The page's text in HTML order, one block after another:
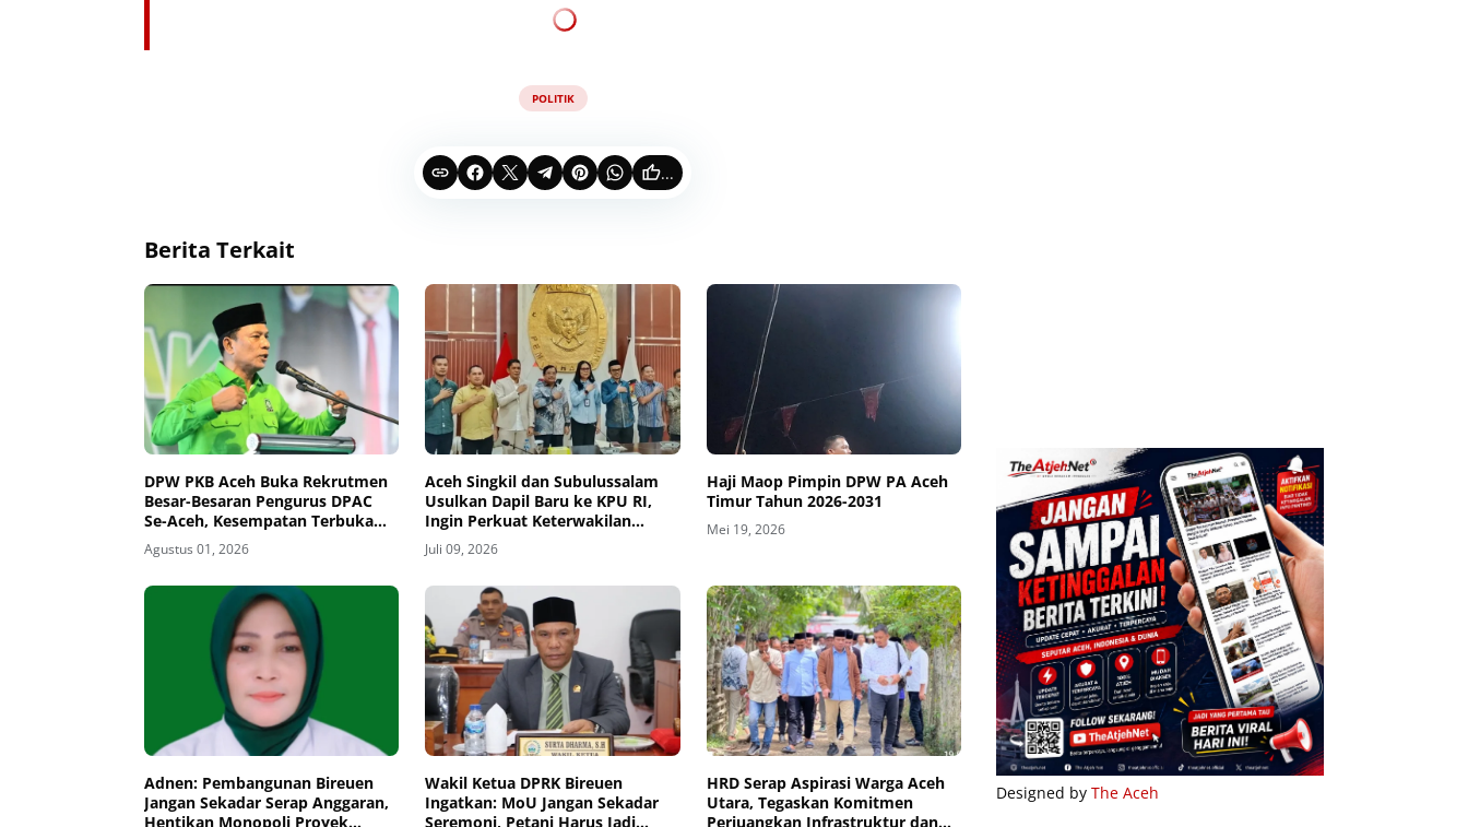
POLITIK
...
Berita Terkait
DPW PKB Aceh Buka Rekrutmen
Besar-Besaran Pengurus DPAC
Se-Aceh, Kesempatan Terbuka
bagi Putra-Putri Terbaik Daerah
Agustus 01, 2026
Aceh Singkil dan Subulussalam
Usulkan Dapil Baru ke KPU RI,
Ingin Perkuat Keterwakilan
Politik
Juli 09, 2026
Haji Maop Pimpin DPW PA Aceh
Timur Tahun 2026-2031
Mei 19, 2026
Adnen: Pembangunan Bireuen
Jangan Sekadar Serap Anggaran,
Hentikan Monopoli Proyek
Wakil Ketua DPRK Bireuen
Ingatkan: MoU Jangan Sekadar
Seremoni, Petani Harus Jadi
HRD Serap Aspirasi Warga Aceh
Utara, Tegaskan Komitmen
Perjuangkan Infrastruktur dan
Designed by The Aceh